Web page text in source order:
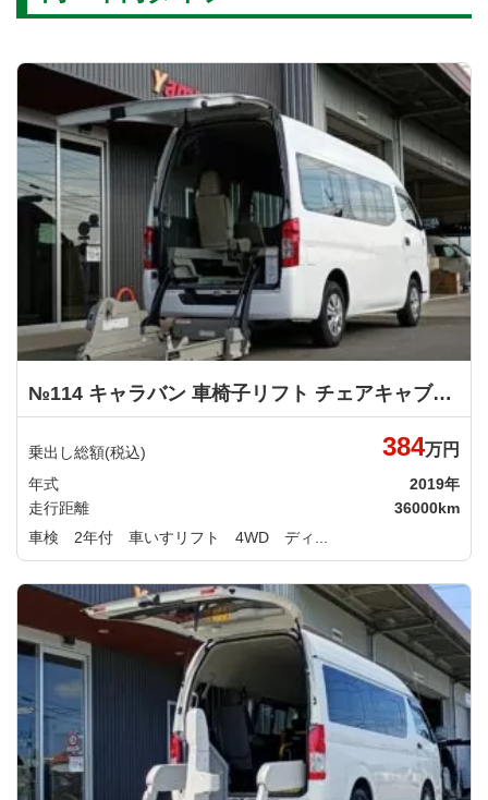
№114 キャラバン 車椅子リフト チェアキャブＭタイプ ４ＷＤディーゼルターボ車 日産
乗出し総額(税込) 384万円
年式
2019年
走行距離
36000km
車検 2年付 車いすリフト 4WD ディ...